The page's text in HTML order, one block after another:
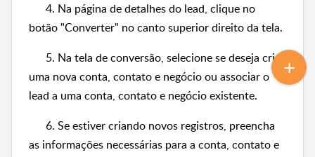
4. Na página de detalhes do lead, clique no
botão "Converter" no canto superior direito da tela.
5. Na tela de conversão, selecione se deseja criar
uma nova conta, contato e negócio ou associar o
lead a uma conta, contato e negócio existente.
6. Se estiver criando novos registros, preencha
as informações necessárias para a conta, contato e